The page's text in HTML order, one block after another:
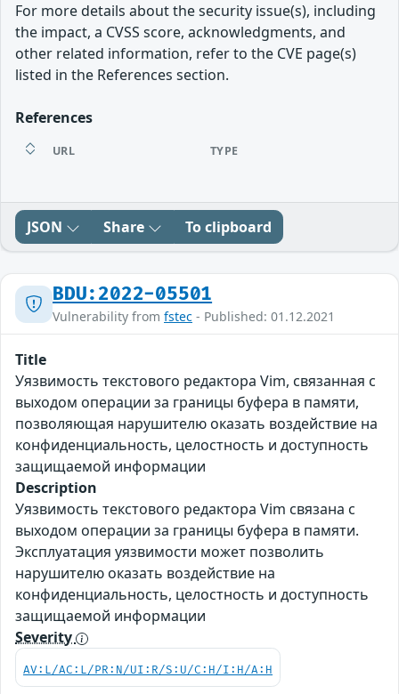
For more details about the security issue(s), including
the impact, a CVSS score, acknowledgments, and
other related information, refer to the CVE page(s)
listed in the References section.
References
URL TYPE
JSON Share To clipboard
BDU:2022-05501
Vulnerability from fstec - Published: 01.12.2021
Title
Уязвимость текстового редактора Vim, связанная с
выходом операции за границы буфера в памяти,
позволяющая нарушителю оказать воздействие на
конфиденциальность, целостность и доступность
защищаемой информации
Description
Уязвимость текстового редактора Vim связана с
выходом операции за границы буфера в памяти.
Эксплуатация уязвимости может позволить
нарушителю оказать воздействие на
конфиденциальность, целостность и доступность
защищаемой информации
Severity
AV:L/AC:L/PR:N/UI:R/S:U/C:H/I:H/A:H